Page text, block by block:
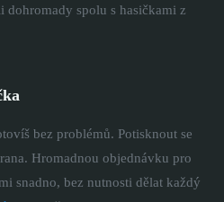
dohromady spolu s hasičkami z
bez problémů. Potisknout se
Hromadnou objednávku pro
snadno, bez nutnosti dělat každý